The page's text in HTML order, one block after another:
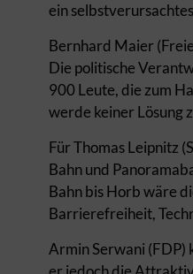
ein
Bernhard Maier
Die politische
900 Leute, die zum
werde keiner Lösung
Für Thomas Leipnitz
Bahn und
Bahn bis Horb wäre
Barrierefreiheit,
Armin Serwani (FDP)